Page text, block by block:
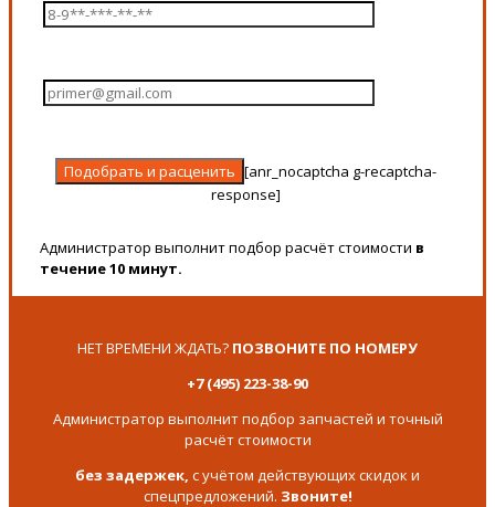
[anr_nocaptcha g-recaptcha-
response]
Администратор выполнит подбор расчёт стоимости в
течение 10 минут.
НЕТ ВРЕМЕНИ ЖДАТЬ? ПОЗВОНИТЕ ПО НОМЕРУ
+7 (495) 223-38-90
Администратор выполнит подбор запчастей и точный
расчёт стоимости
без задержек, с учётом действующих скидок и
спецпредложений. Звоните!